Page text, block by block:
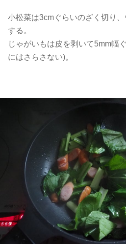
小松菜は3cmぐらいのざく切り
する。
じゃがいもは皮を剥いて5mm幅
にはさらさない)。